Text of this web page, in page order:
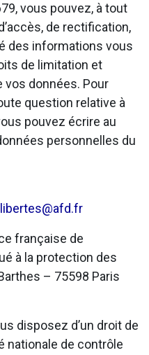
vous pouvez, à tout
de rectification,
des informations vous
de limitation et
vos données. Pour
question relative à
pouvez écrire au
personnelles du
française de
à la protection des
– 75598 Paris
disposez d’un droit de
nationale de contrôle